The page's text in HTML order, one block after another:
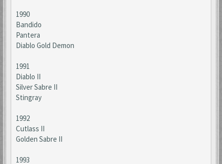
1990
Bandido
Pantera
Diablo Gold Demon
1991
Diablo II
Silver Sabre II
Stingray
1992
Cutlass II
Golden Sabre II
1993